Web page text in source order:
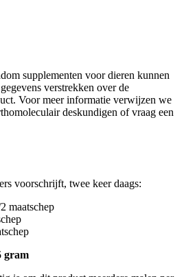
supplementen voor dieren kunnen
verstrekken over de
Voor meer informatie verwijzen we
deskundigen of vraag een
voorschrijft, twee keer daags:
gram